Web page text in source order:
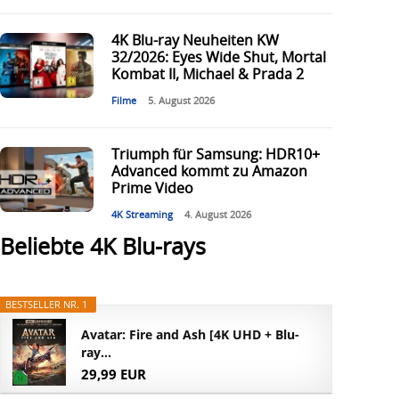
4K Blu-ray Neuheiten KW
32/2026: Eyes Wide Shut, Mortal
Kombat II, Michael & Prada 2
Filme 5. August 2026
Triumph für Samsung: HDR10+
Advanced kommt zu Amazon
Prime Video
4K Streaming 4. August 2026
Beliebte 4K Blu-rays
BESTSELLER NR. 1
Avatar: Fire and Ash [4K UHD + Blu-
ray...
29,99 EUR